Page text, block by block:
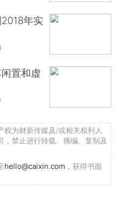
年实
置和虚
权为财新传媒及/或相关权利人
，禁止进行转载、摘编、复制及
hello@caixin.com ，获得书面